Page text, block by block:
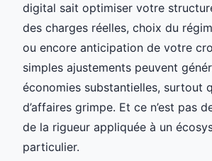
digital sait optimiser votre
des charges réelles, choix du
ou encore anticipation de votre
simples ajustements peuvent
économies substantielles, surtout
d’affaires grimpe. Et ce n’est pas
de la rigueur appliquée à un
particulier.